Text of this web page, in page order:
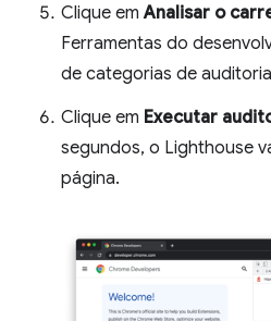
Clique emAnalisar o
Ferramentas do
de categorias de
Clique em Executar
segundos, o Lighthouse
página.